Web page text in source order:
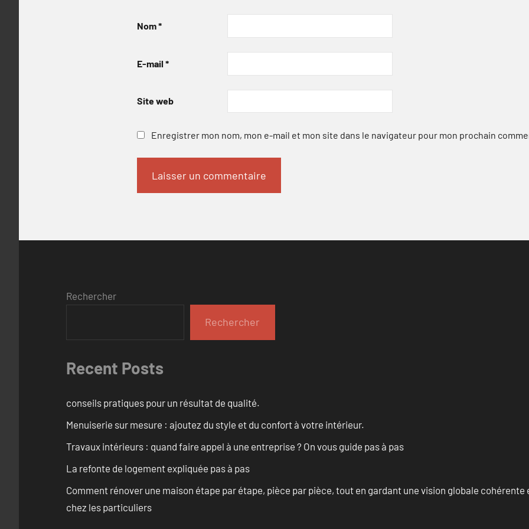
Nom*
E-mail *
Site web
Enregistrer mon nom, mon e-mail et mon site dans le navigateur pour mon prochain
Rechercher
Rechercher
Recent Posts
conseils pratiques pour un résultat de qualité.
Menuiserie sur mesure : ajoutez du style et du confort à votre intérieur.
Travaux intérieurs : quand faire appel à une entreprise ? On vous guide pas à pas
La refonte de logement expliquée pas à pas
Comment rénover une maison étape par étape, pièce par pièce, tout en gardant une vision globale
chez les particuliers